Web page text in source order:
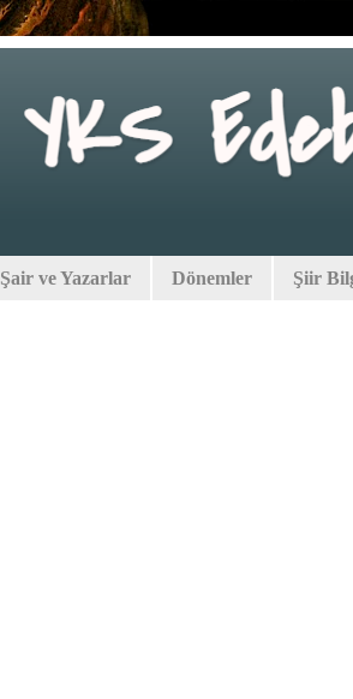
Şair ve Yazarlar Dönemler Şiir